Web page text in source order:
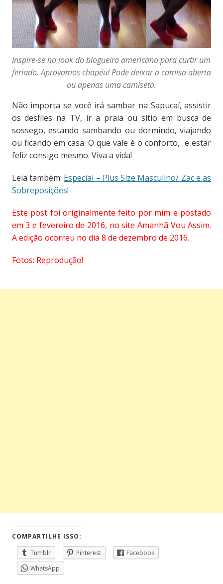
Inspire-se no look do blogueiro americano para curtir um
feriado. Aprovamos chapéu! Pode deixar a camisa aberta
ou apenas uma camiseta.
Não importa se você irá sambar na Sapucaí, assistir
os desfiles na TV, ir a praia ou sítio em busca de
sossego, estando sambando ou dormindo, viajando
ou ficando em casa. O que vale é o conforto, e estar
feliz consigo mesmo. Viva a vida!
Leia também: Especial – Plus Size Masculino/ Zac e as
Sobreposições!
Este post foi originalmente feito por mim e postado
em 3 e fevereiro de 2016, no site Amanhã Vou Assim.
A edição ocorreu no dia 8 de dezembro de 2016.
Fotos: Reprodução!
COMPARTILHE ISSO:
Tumblr
Pinterest
Facebook
WhatsApp